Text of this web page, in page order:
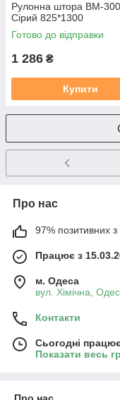
Рулонна штора ВМ-
Сірий 825*1300
Готово до відправки
1 286 ₴
Купити
Про нас
97% позитивних з
Працює з
м. Одеса
вул. Хiмiчна,
Контакти
Сьогодні
Показати весь